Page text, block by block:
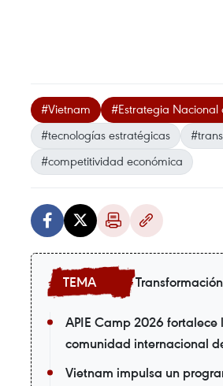
#Vietnam #Estrategia Nacional
#tecnologías estratégicas
#competitividad económica
APIE Camp 2026
comunidad internacional
Vietnam impulsa un